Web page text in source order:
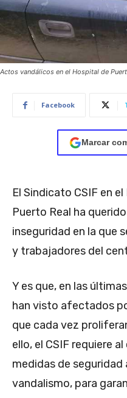
Actos vandálicos en el Hospital de
Facebook
Marcar
El Sindicato CSIF en
Puerto Real ha
inseguridad en la que
y trabajadores del
Y es que, en las
han visto afectados
que cada vez
ello, el CSIF requiere
medidas de
vandalismo, para